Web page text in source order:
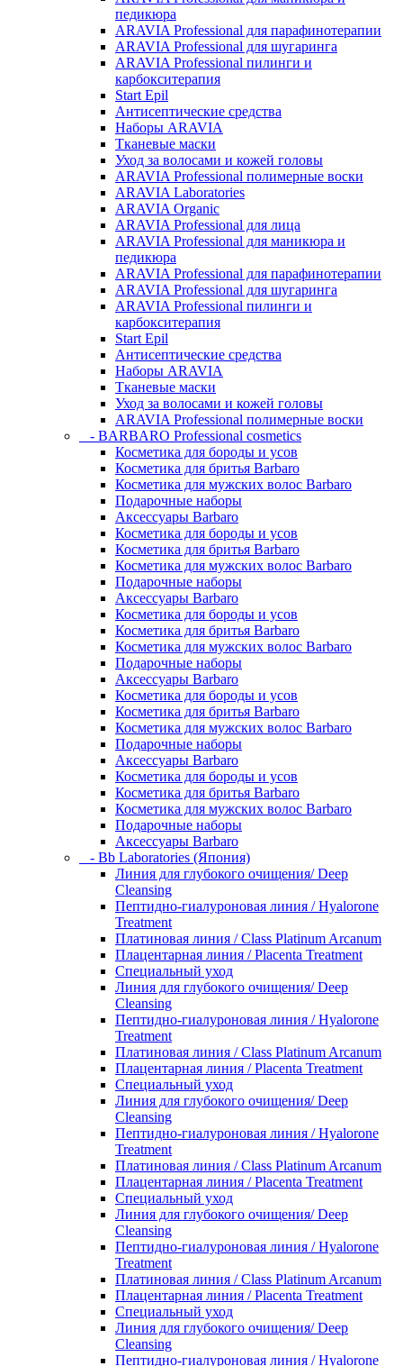
педикюра
ARAVIA Professional для парафинотерапии
ARAVIA Professional для шугаринга
ARAVIA Professional пилинги и
карбокситерапия
Start Epil
Антисептические средства
Наборы ARAVIA
Тканевые маски
Уход за волосами и кожей головы
ARAVIA Professional полимерные воски
ARAVIA Laboratories
ARAVIA Organic
ARAVIA Professional для лица
ARAVIA Professional для маникюра и
педикюра
ARAVIA Professional для парафинотерапии
ARAVIA Professional для шугаринга
ARAVIA Professional пилинги и
карбокситерапия
Start Epil
Антисептические средства
Наборы ARAVIA
Тканевые маски
Уход за волосами и кожей головы
ARAVIA Professional полимерные воски
- BARBARO Professional cosmetics
Косметика для бороды и усов
Косметика для бритья Barbaro
Косметика для мужских волос Barbaro
Подарочные наборы
Аксессуары Barbaro
Косметика для бороды и усов
Косметика для бритья Barbaro
Косметика для мужских волос Barbaro
Подарочные наборы
Аксессуары Barbaro
Косметика для бороды и усов
Косметика для бритья Barbaro
Косметика для мужских волос Barbaro
Подарочные наборы
Аксессуары Barbaro
Косметика для бороды и усов
Косметика для бритья Barbaro
Косметика для мужских волос Barbaro
Подарочные наборы
Аксессуары Barbaro
Косметика для бороды и усов
Косметика для бритья Barbaro
Косметика для мужских волос Barbaro
Подарочные наборы
Аксессуары Barbaro
- Bb Laboratories (Япония)
Линия для глубокого очищения/ Deep
Cleansing
Пептидно-гиалуроновая линия / Hyalorone
Treatment
Платиновая линия / Class Platinum Arcanum
Плацентарная линия / Placenta Treatment
Специальный уход
Линия для глубокого очищения/ Deep
Cleansing
Пептидно-гиалуроновая линия / Hyalorone
Treatment
Платиновая линия / Class Platinum Arcanum
Плацентарная линия / Placenta Treatment
Специальный уход
Линия для глубокого очищения/ Deep
Cleansing
Пептидно-гиалуроновая линия / Hyalorone
Treatment
Платиновая линия / Class Platinum Arcanum
Плацентарная линия / Placenta Treatment
Специальный уход
Линия для глубокого очищения/ Deep
Cleansing
Пептидно-гиалуроновая линия / Hyalorone
Treatment
Платиновая линия / Class Platinum Arcanum
Плацентарная линия / Placenta Treatment
Специальный уход
Линия для глубокого очищения/ Deep
Cleansing
Пептидно-гиалуроновая линия / Hyalorone